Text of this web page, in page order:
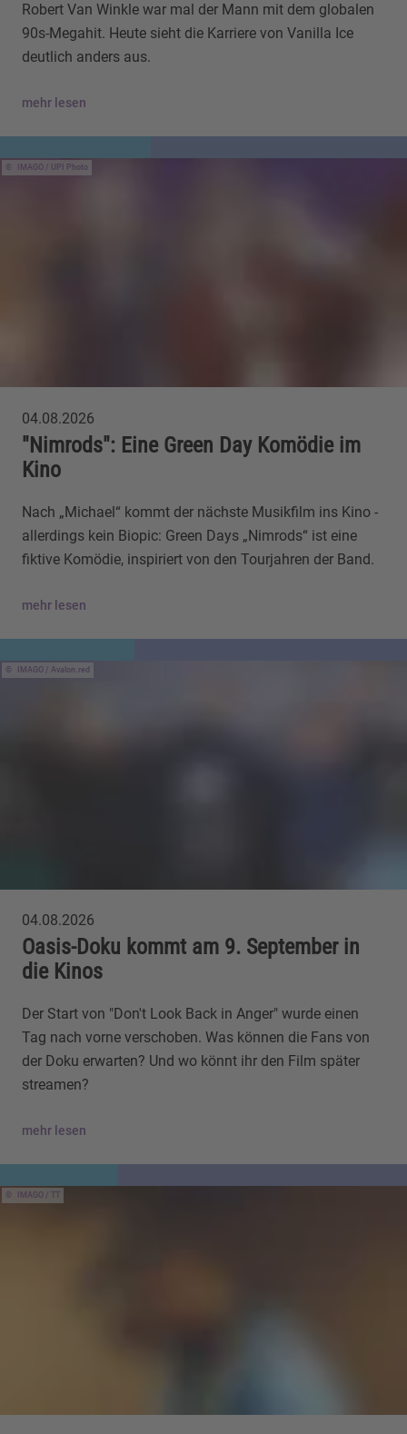
Robert Van Winkle war mal der Mann mit dem globalen
90s-Megahit. Heute sieht die Karriere von Vanilla Ice
deutlich anders aus.
mehr lesen
IMAGO / UPI Photo
04.08.2026
"Nimrods": Eine Green Day Komödie im
Kino
Nach „Michael“ kommt der nächste Musikfilm ins Kino -
allerdings kein Biopic: Green Days „Nimrods“ ist eine
fiktive Komödie, inspiriert von den Tourjahren der Band.
mehr lesen
IMAGO / Avalon.red
04.08.2026
Oasis-Doku kommt am 9. September in
die Kinos
Der Start von "Don't Look Back in Anger" wurde einen
Tag nach vorne verschoben. Was können die Fans von
der Doku erwarten? Und wo könnt ihr den Film später
streamen?
mehr lesen
IMAGO / TT